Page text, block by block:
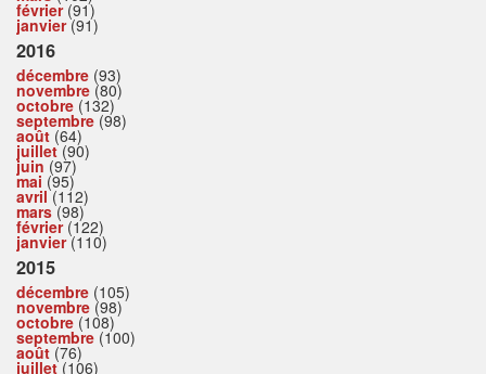
février(91)
janvier(91)
2016
décembre (93)
novembre (80)
octobre (132)
septembre (98)
août (64)
juillet(90)
juin (97)
mai (95)
avril(112)
mars(98)
février(122)
janvier(110)
2015
décembre (105)
novembre (98)
octobre (108)
septembre (100)
août (76)
juillet(106)